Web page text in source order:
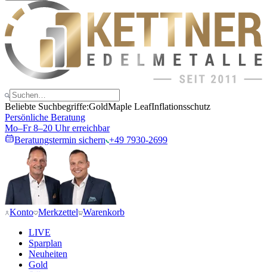
Beliebte Suchbegriffe:GoldMaple LeafInflationsschutz
Persönliche Beratung
Mo–Fr 8–20 Uhr erreichbar
Beratungstermin sichern +49 7930-2699
Konto Merkzettel Warenkorb
LIVE
Sparplan
Neuheiten
Gold